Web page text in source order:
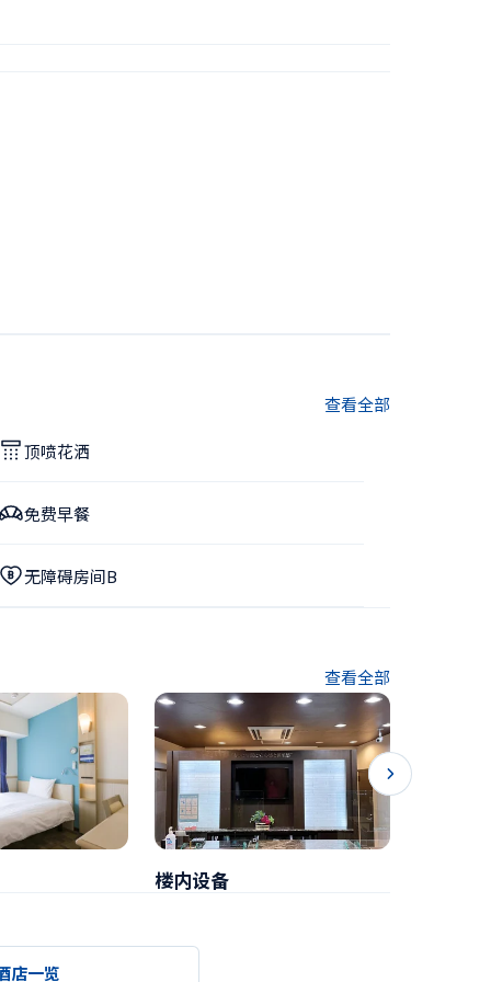
查看全部
顶喷花洒
免费早餐
无障碍房间B
查看全部
楼内设备
店一览